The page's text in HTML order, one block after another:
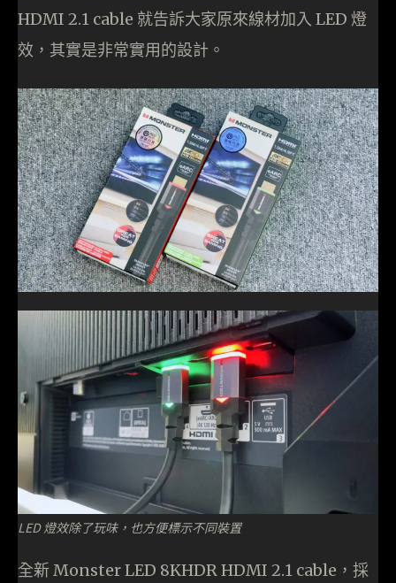
HDMI 2.1 cable 就告訴大家原來線材加入 LED 燈
效，其實是非常實用的設計。
LED 燈效除了玩味，也方便標示不同裝置
全新 Monster LED 8KHDR HDMI 2.1 cable，採